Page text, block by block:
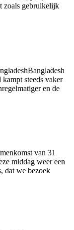
zoals gebruikelijk
steeds vaker
en de
van 31
middag weer een
dat we bezoek